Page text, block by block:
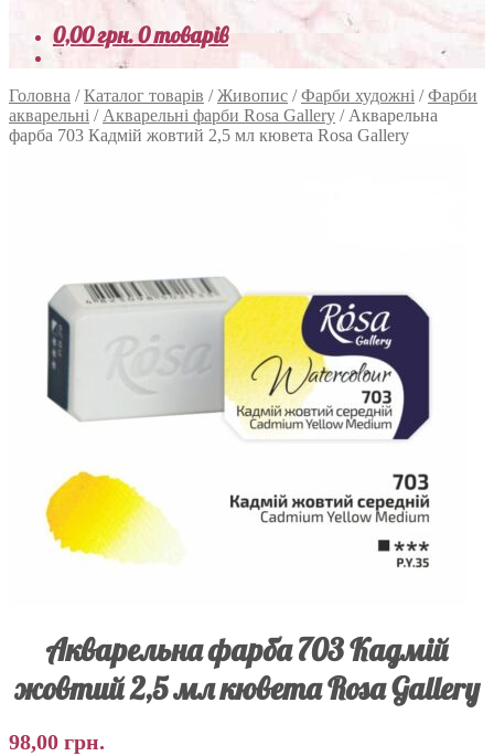
0,00грн.0 товарів
Головна /Каталог товарів /Живопис /Фарби художні /Фарби
акварельні / Акварельні фарби Rosa Gallery / Акварельна
фарба 703 Кадмій жовтий 2,5 мл кювета Rosa Gallery
Акварельна фарба 703 Кадмій
жовтий 2,5 мл кювета Rosa Gallery
98,00 грн.